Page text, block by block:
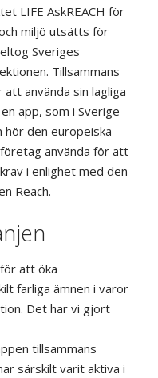
LIFE AskREACH för
miljö utsätts för
Sveriges
Tillsammans
använda sin lagliga
app, som i Sverige
hör den europeiska
företag använda för att
i enlighet med den
Reach.
att öka
farliga ämnen i varor
. Det har vi gjort
tillsammans
särskilt varit aktiva i